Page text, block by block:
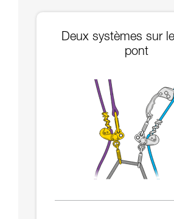
Deux systèmes sur
pont